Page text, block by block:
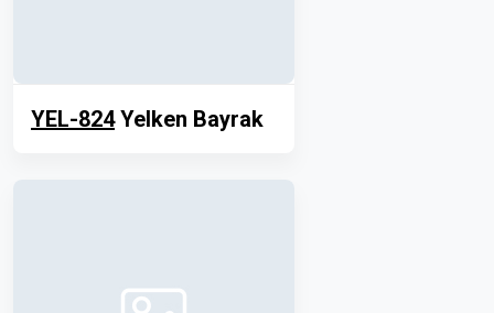
YEL-824Yelken Bayrak